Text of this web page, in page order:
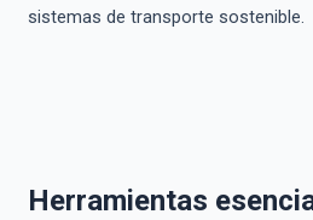
sistemas de transporte sostenible.
Herramientas